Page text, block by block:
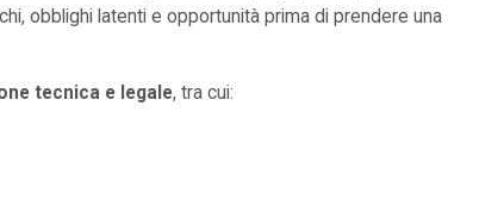
obblighi latenti e opportunità prima di prendere una
tecnica e legale, tra cui: